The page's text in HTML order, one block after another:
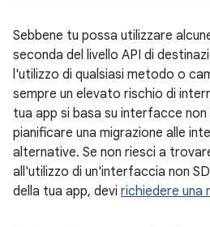
Sebbene tu possa utilizzare
seconda del livello API di
l'utilizzo di qualsiasi metodo o
sempre un elevato rischio di
tua app si basa su interfacce non
pianificare una migrazione alle
alternative. Se non riesci a
all'utilizzo di un'interfaccia non
della tua app, devi richiedere una